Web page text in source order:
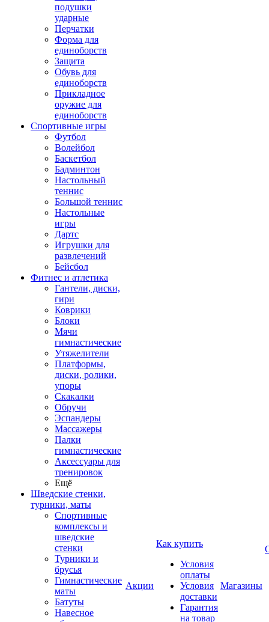
подушки
ударные
Перчатки
Форма для
единоборств
Защита
Обувь для
единоборств
Прикладное
оружие для
единоборств
Спортивные игры
Футбол
Волейбол
Баскетбол
Бадминтон
Настольный
теннис
Большой теннис
Настольные
игры
Дартс
Игрушки для
развлечений
Бейсбол
Фитнес и атлетика
Гантели, диски,
гири
Коврики
Блоки
Мячи
гимнастические
Утяжелители
Платформы,
диски, ролики,
упоры
Скакалки
Обручи
Эспандеры
Массажеры
Палки
гимнастические
Аксессуары для
тренировок
Ещё
Шведские стенки,
турники, маты
Спортивные
комплексы и
шведские
стенки
Турники и
брусья
Гимнастические
маты
Батуты
Навесное
Акции
Как купить
Условия
оплаты
Условия
доставки
Гарантия
на товар
Магазины